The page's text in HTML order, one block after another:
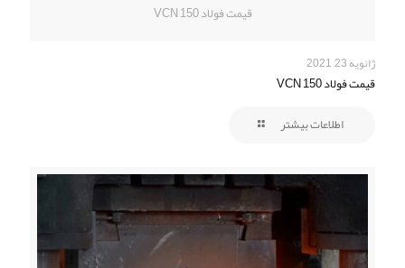
قیمت فولاد VCN 150
ژانویه 23, 2021
قیمت فولاد VCN 150
اطلاعات بیشتر